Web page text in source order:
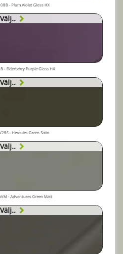
- Plum Violet Gloss HX
Välj..
- Elderberry Purple Gloss HX
Välj..
- Hercules Green Satin
Välj..
- Adventures Green Matt
Välj..